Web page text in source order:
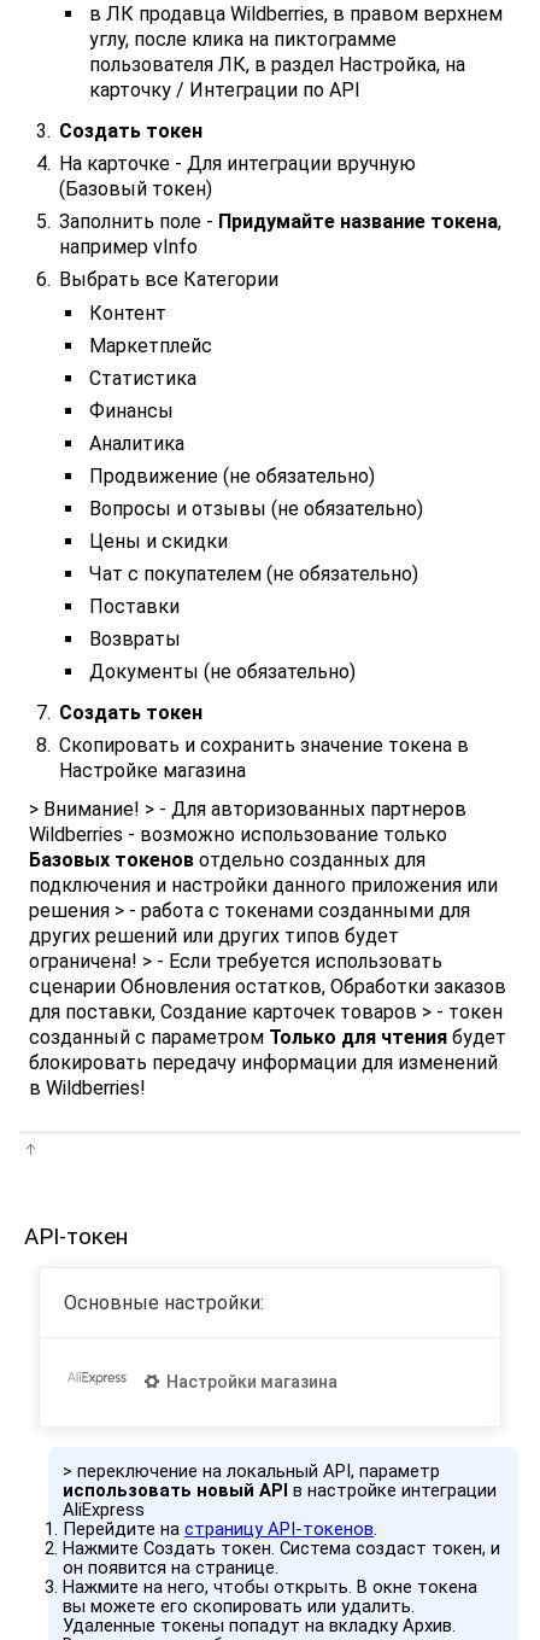
в ЛК продавца Wildberries, в правом верхнем
углу, после клика на пиктограмме
пользователя ЛК, в раздел Настройка, на
карточку / Интеграции по API
Создать токен
На карточке - Для интеграции вручную
(Базовый токен)
Заполнить поле - Придумайте название токена,
например vInfo
Выбрать все Категории
Контент
Маркетплейс
Статистика
Финансы
Аналитика
Продвижение (не обязательно)
Вопросы и отзывы (не обязательно)
Цены и скидки
Чат с покупателем (не обязательно)
Поставки
Возвраты
Документы (не обязательно)
Создать токен
Скопировать и сохранить значение токена в
Настройке магазина
> Внимание! > - Для авторизованных партнеров
Wildberries - возможно использование только
Базовых токенов отдельно созданных для
подключения и настройки данного приложения или
решения > - работа с токенами созданными для
других решений или других типов будет
ограничена! > - Если требуется использовать
сценарии Обновления остатков, Обработки заказов
для поставки, Создание карточек товаров > - токен
созданный с параметром Только для чтения будет
блокировать передачу информации для изменений
в Wildberries!
API-токен
Основные настройки:
Настройки магазина
> переключение на локальный API, параметр
использовать новый API в настройке интеграции
AliExpress
Перейдите на страницу API-токенов
Нажмите Создать токен. Система создаст токен, и
он появится на странице.
Нажмите на него, чтобы открыть. В окне токена
вы можете его скопировать или удалить.
Удаленные токены попадут на вкладку Архив.